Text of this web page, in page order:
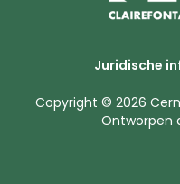
Juridische
Copyright © 2026
Ontworpen